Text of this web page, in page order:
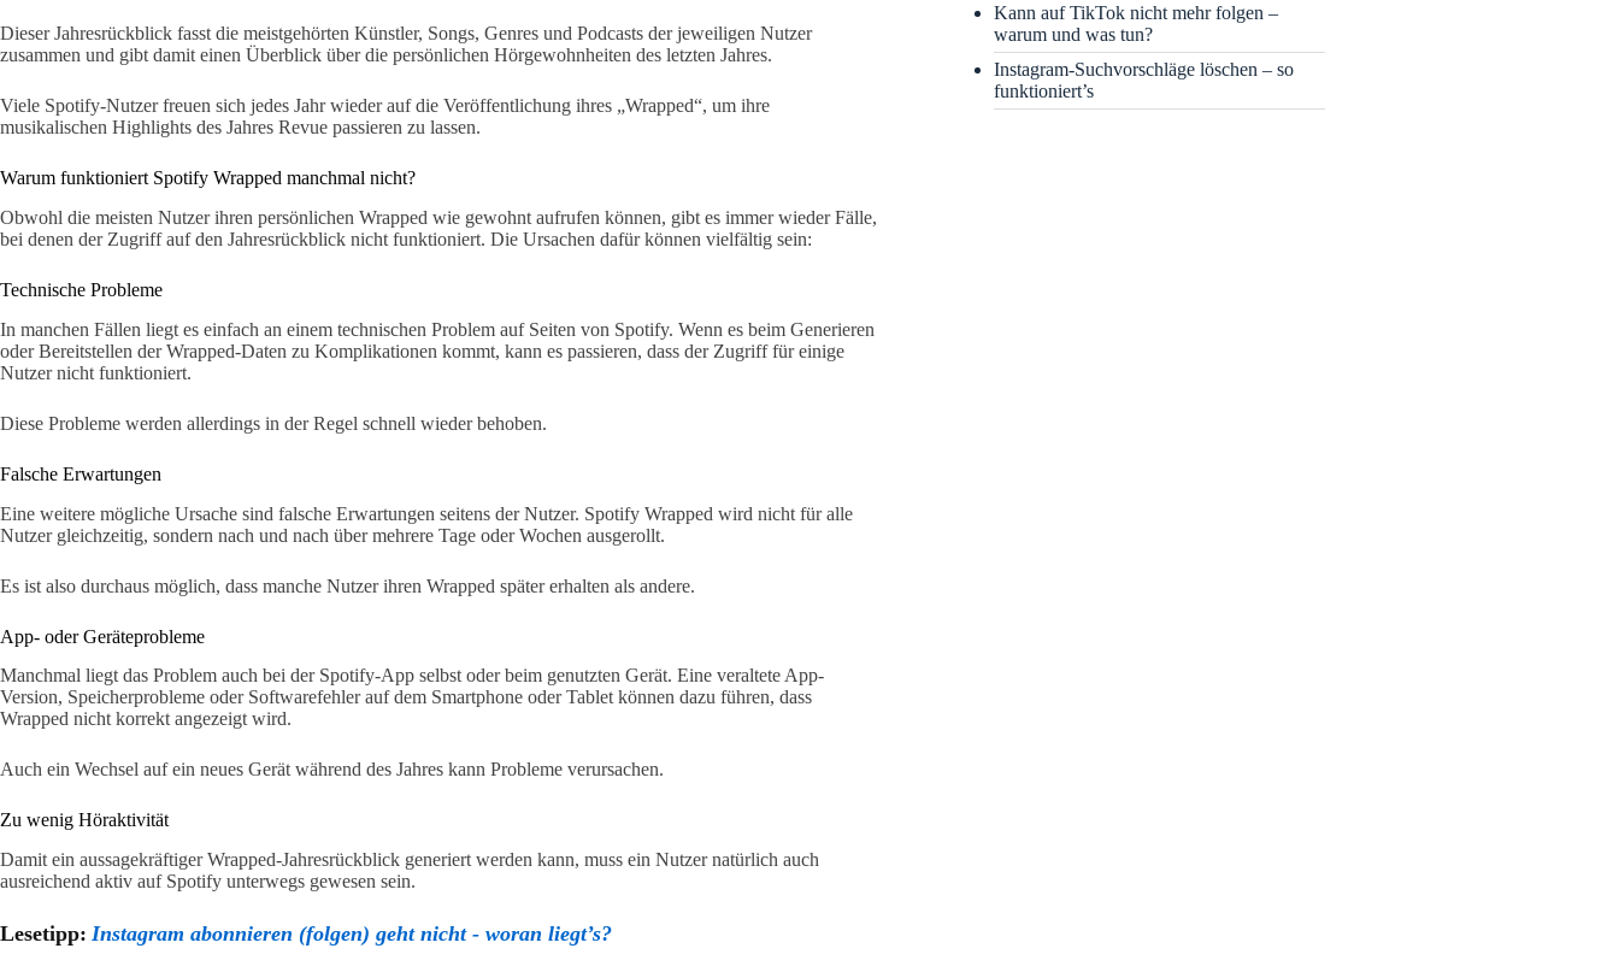
Dieser Jahresrückblick fasst die meistgehörten Künstler, Songs, Genres und Podcasts der jeweiligen Nutzer
zusammen und gibt damit einen Überblick über die persönlichen Hörgewohnheiten des letzten Jahres.
Viele Spotify-Nutzer freuen sich jedes Jahr wieder auf die Veröffentlichung ihres „Wrapped“, um ihre
musikalischen Highlights des Jahres Revue passieren zu lassen.
Warum funktioniert Spotify Wrapped manchmal nicht?
Obwohl die meisten Nutzer ihren persönlichen Wrapped wie gewohnt aufrufen können, gibt es immer wieder Fälle,
bei denen der Zugriff auf den Jahresrückblick nicht funktioniert. Die Ursachen dafür können vielfältig sein:
Technische Probleme
In manchen Fällen liegt es einfach an einem technischen Problem auf Seiten von Spotify. Wenn es beim Generieren
oder Bereitstellen der Wrapped-Daten zu Komplikationen kommt, kann es passieren, dass der Zugriff für einige
Nutzer nicht funktioniert.
Diese Probleme werden allerdings in der Regel schnell wieder behoben.
Falsche Erwartungen
Eine weitere mögliche Ursache sind falsche Erwartungen seitens der Nutzer. Spotify Wrapped wird nicht für alle
Nutzer gleichzeitig, sondern nach und nach über mehrere Tage oder Wochen ausgerollt.
Es ist also durchaus möglich, dass manche Nutzer ihren Wrapped später erhalten als andere.
App- oder Geräteprobleme
Manchmal liegt das Problem auch bei der Spotify-App selbst oder beim genutzten Gerät. Eine veraltete App-
Version, Speicherprobleme oder Softwarefehler auf dem Smartphone oder Tablet können dazu führen, dass
Wrapped nicht korrekt angezeigt wird.
Auch ein Wechsel auf ein neues Gerät während des Jahres kann Probleme verursachen.
Zu wenig Höraktivität
Damit ein aussagekräftiger Wrapped-Jahresrückblick generiert werden kann, muss ein Nutzer natürlich auch
ausreichend aktiv auf Spotify unterwegs gewesen sein.
Lesetipp: Instagram abonnieren (folgen) geht nicht - woran liegt’s?
Kann auf TikTok nicht mehr folgen –
warum und was tun?
Instagram-Suchvorschläge löschen – so
funktioniert’s